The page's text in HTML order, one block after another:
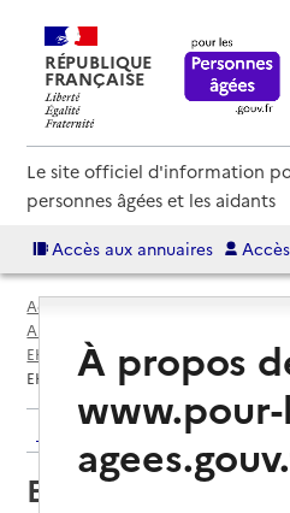
RÉPUBLIQUE
FRANÇAISE
Le site officiel d'information
personnes âgées et les aidants
Accès aux annuaires
Accueil
Annuaire EHPAD et maisons de retraite
EHPAD par département
EHPAD L'Ouche des Carmes
Retour aux résultats de
EHPAD L'Ouche
À propos